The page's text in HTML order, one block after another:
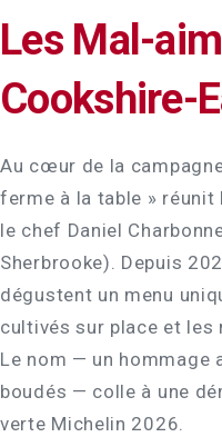
Les Mal-
Cookshire-
Au cœur de la
ferme à la table » réunit
le chef Daniel
Sherbrooke). Depuis
dégustent un menu
cultivés sur place et les
Le nom — un hommage
boudés — colle à une
verte Michelin 2026.